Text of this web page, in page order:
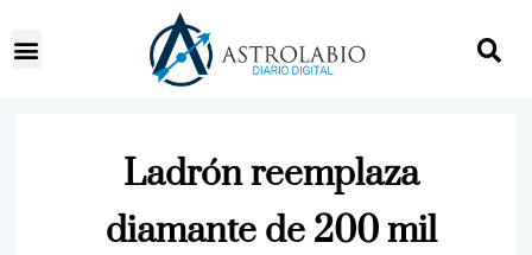
Ladrón reemplaza
diamante de 200 mil